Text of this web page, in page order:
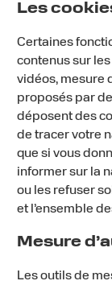
Les
Certaines
contenus sur
vidéos, mesure
proposés par
déposent des
de tracer votre
que si vous
informer sur la
ou les refuser
et l’ensemble
Mesure
Les outils de